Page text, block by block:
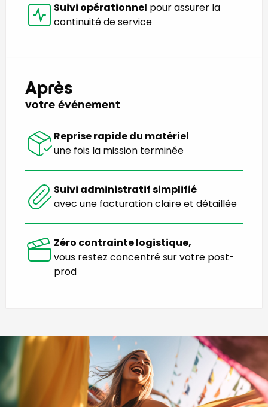
Suivi opérationnel pour assurer la
continuité de service
Après
votre événement
Reprise rapide du matériel
une fois la mission terminée
Suivi administratif simplifié
avec une facturation claire et détaillée
Zéro contrainte logistique,
vous restez concentré sur votre post-
prod